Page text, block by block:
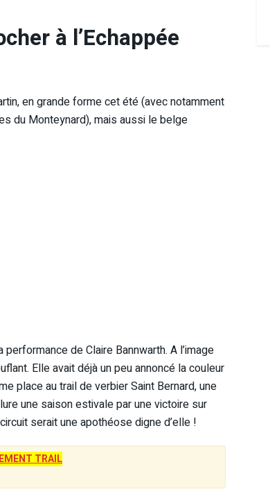
à l’Echappée
en grande forme cet été (avec notamment
du Monteynard), mais aussi le belge
de Claire Bannwarth. A l’image
Elle avait déjà un peu annoncé la couleur
place au trail de verbier Saint Bernard, une
une saison estivale par une victoire sur
serait une apothéose digne d’elle !
TRAIL